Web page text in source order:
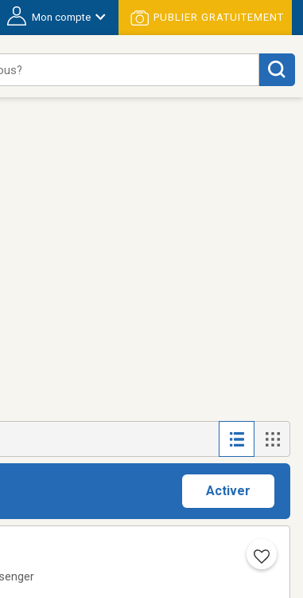
Mon compte PUBLIER GRATUITEMENT
Activer